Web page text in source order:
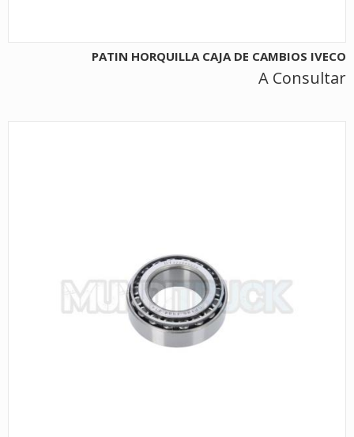
PATIN HORQUILLA CAJA DE CAMBIOS IVECO
A Consultar